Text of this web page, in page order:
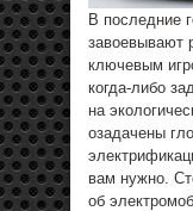
В последние
завоевывают
ключевым
когда-либо
на
озадачены
вам нужно.
об